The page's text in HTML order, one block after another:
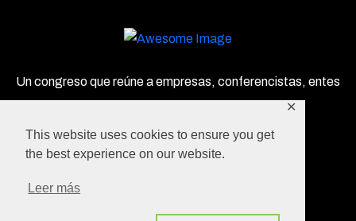
This website uses cookies to ensure you get
the best experience on our website.
Leer más
✕
Un congreso que reúne a empresas, conferencistas, entes
privados y gubernamentales en un solo lugar!